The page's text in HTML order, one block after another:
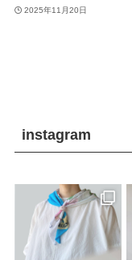
2025年11月20日
instagram